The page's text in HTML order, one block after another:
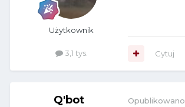
Użytkownik
3,1 tys. Cytuj
Q'bot Opublikowano